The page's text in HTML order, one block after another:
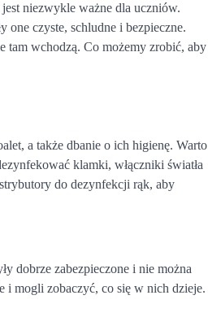
niezwykle ważne dla uczniów.
one czyste, schludne i bezpieczne.
tam wchodzą. Co możemy zrobić, aby
a także dbanie o ich higienę. Warto
klamki, włączniki światła
do dezynfekcji rąk, aby
dobrze zabezpieczone i nie można
i mogli zobaczyć, co się w nich dzieje.